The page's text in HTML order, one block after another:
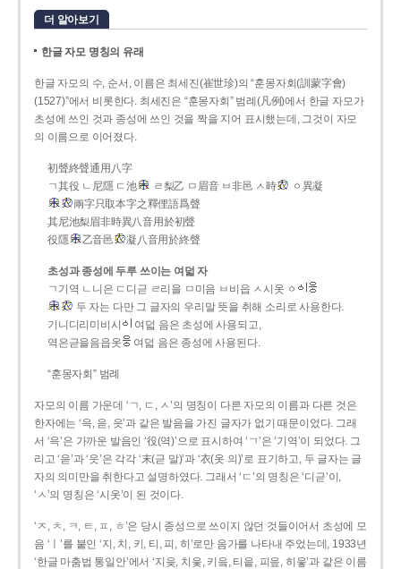
더 알아보기
한글 자모 명칭의 유래
한글 자모의 수, 순서, 이름은 최세진(崔世珍)의 “훈몽자회(訓蒙字會)
(1527)”에서 비롯한다. 최세진은 “훈몽자회” 범례(凡例)에서 한글 자모가
초성에 쓰인 것과 종성에 쓰인 것을 짝을 지어 표시했는데, 그것이 자모
의 이름으로 이어졌다.
初聲終聲通用八字
ㄱ其役 ㄴ尼隱 ㄷ池
ㄹ梨乙 ㅁ眉音 ㅂ非邑 ㅅ時
ㆁ異凝
兩字只取本字之釋俚語爲聲
其尼池梨眉非時異八音用於初聲
役隱
乙音邑 凝八音用於終聲
초성과 종성에 두루 쓰이는 여덟 자
ㄱ기역 ㄴ니은 ㄷ디귿 ㄹ리을 ㅁ미음 ㅂ비읍 ㅅ시옷 ㆁ
두 자는 다만 그 글자의 우리말 뜻을 취해 소리로 사용한다.
기니디리미비시
여덟 음은 초성에 사용되고,
역은귿을음읍옷
여덟 음은 종성에 사용된다.
“훈몽자회” 범례
자모의 이름 가운데 ‘ㄱ, ㄷ, ㅅ’의 명칭이 다른 자모의 이름과 다른 것은
한자에는 ‘윽, 읃, 읏’과 같은 발음을 가진 글자가 없기 때문이었다. 그래
서 ‘윽’은 가까운 발음인 ‘役(역)’으로 표시하여 ‘ㄱ’은 ‘기역’이 되었다. 그
리고 ‘읃’과 ‘읏’은 각각 ‘末(귿 말)’과 ‘衣(옷 의)’로 표기하고, 두 글자는 글
자의 의미만을 취한다고 설명하였다. 그래서 ‘ㄷ’의 명칭은 ‘디귿’이,
‘ㅅ’의 명칭은 ‘시옷’이 된 것이다.
‘ㅈ, ㅊ, ㅋ, ㅌ, ㅍ, ㅎ’은 당시 종성으로 쓰이지 않던 것들이어서 초성에 모
음 ‘ㅣ’를 붙인 ‘지, 치, 키, 티, 피, 히’로만 음가를 나타내 주었는데, 1933년
‘한글 마춤법 통일안’에서 ‘지읒, 치읓, 키읔, 티읕, 피읖, 히읗’과 같은 이름